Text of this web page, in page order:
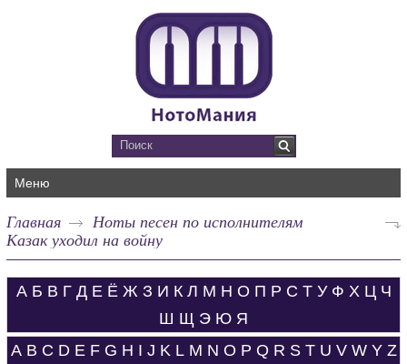
Меню
Главная
Ноты песен по исполнителям
Казак уходил на войну
А Б В Г Д Е Ё Ж З И К Л М Н О П Р С Т У Ф Х Ц Ч
Ш Щ Э Ю Я
A B C D E F G H I J K L M N O P Q R S T U V W Y Z